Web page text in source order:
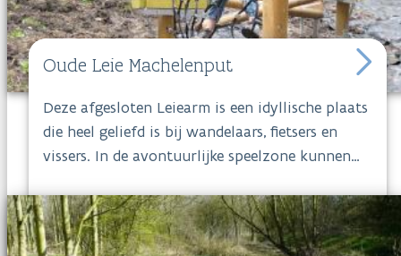
voor wilde eenden. Spechten bouwen maar al te
graag hun hol in deze oude bomen. Het oud
kanaal is topwater voor karpervissers.
Oude Leie Machelenput
Deze afgesloten Leiearm is een idyllische plaats
die heel geliefd is bij wandelaars, fietsers en
vissers. In de avontuurlijke speelzone kunnen
Machelenputis iets meer dan 8 hectare groot
en ligt vlak bij het dorpscentrum van Machelen-